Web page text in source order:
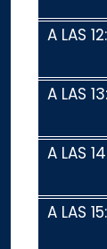
A LAS
A LAS
A LAS
A LAS